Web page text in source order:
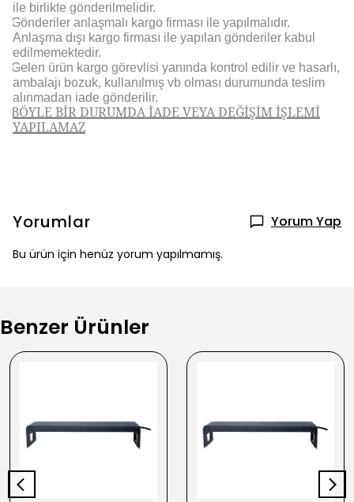
ile birlikte gönderilmelidir.
Gönderiler anlaşmalı kargo firması ile yapılmalıdır.
Anlaşma dışı kargo firması ile yapılan gönderiler kabul
edilmemektedir.
Gelen ürün kargo görevlisi yanında kontrol edilir ve hasarlı,
ambalajı bozuk, kullanılmış vb olması durumunda teslim
alınmadan iade gönderilir.
BÖYLE BİR DURUMDA İADE VEYA DEĞİŞİM İŞLEMİ
YAPILAMAZ
Yorumlar Yorum Yap
Bu ürün için henüz yorum yapılmamış.
Benzer Ürünler